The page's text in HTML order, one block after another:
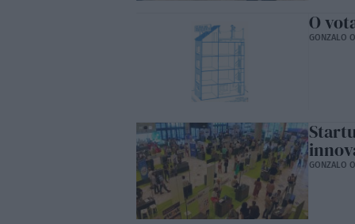
O
GONZALO
GONZALO